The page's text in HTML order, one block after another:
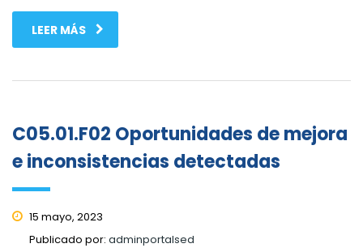
LEER MÁS
C05.01.F02 Oportunidades de mejora
e inconsistencias detectadas
15 mayo, 2023
Publicado por: adminportalsed